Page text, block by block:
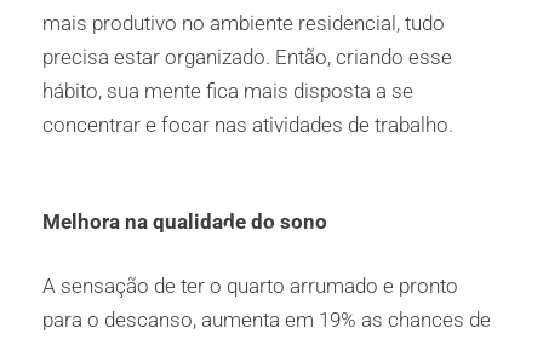
mais produtivo no ambiente residencial, tudo
precisa estar organizado. Então, criando esse
hábito, sua mente fica mais disposta a se
concentrar e focar nas atividades de trabalho.
Melhora na qualidade do sono
A sensação de ter o quarto arrumado e pronto
para o descanso, aumenta em 19% as chances de